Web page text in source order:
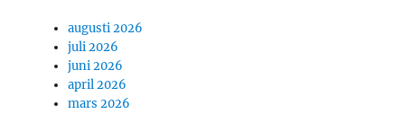
augusti 2026
juli 2026
juni 2026
april 2026
mars 2026